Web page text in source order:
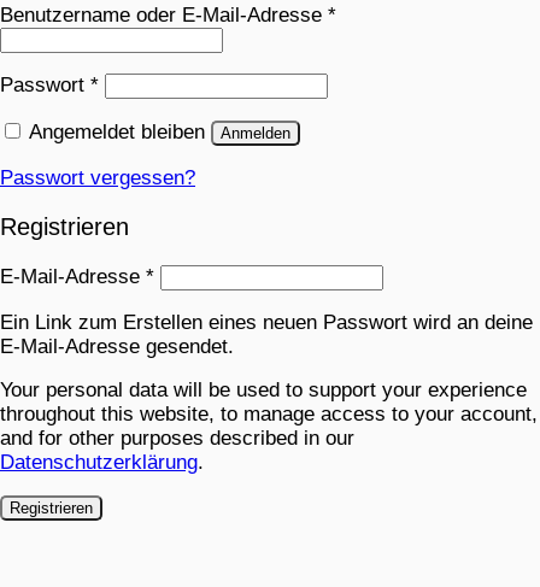
Benutzername oder E-Mail-Adresse *
Passwort *
Angemeldet bleiben Anmelden
Passwort vergessen?
Registrieren
E-Mail-Adresse *
Ein Link zum Erstellen eines neuen Passwort wird an deine
E-Mail-Adresse gesendet.
Your personal data will be used to support your experience
throughout this website, to manage access to your account,
and for other purposes described in our
Datenschutzerklärung.
Registrieren